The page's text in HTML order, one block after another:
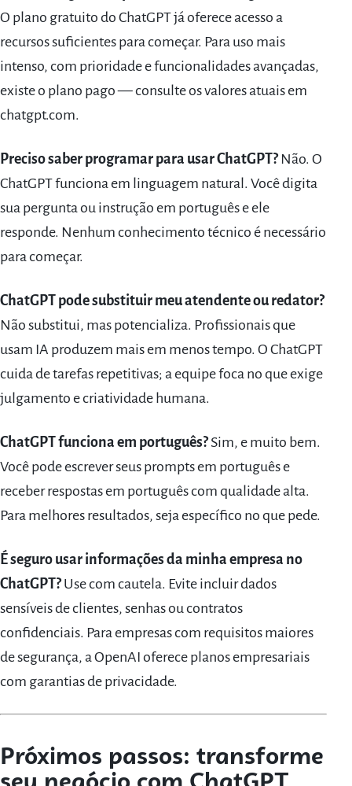
O plano gratuito do ChatGPT já oferece acesso a
recursos suficientes para começar. Para uso mais
intenso, com prioridade e funcionalidades avançadas,
existe o plano pago — consulte os valores atuais em
chatgpt.com.
Preciso saber programar para usar ChatGPT?Não. O
ChatGPT funciona em linguagem natural. Você digita
sua pergunta ou instrução em português e ele
responde. Nenhum conhecimento técnico é necessário
para começar.
ChatGPT pode substituir meu atendente ou redator?
Não substitui, mas potencializa. Profissionais que
usam IA produzem mais em menos tempo. O ChatGPT
cuida de tarefas repetitivas; a equipe foca no que exige
julgamento e criatividade humana.
ChatGPT funciona em português?Sim, e muito bem.
Você pode escrever seus prompts em português e
receber respostas em português com qualidade alta.
Para melhores resultados, seja específico no que pede.
É seguro usar informações da minha empresa no
ChatGPT?Use com cautela. Evite incluir dados
sensíveis de clientes, senhas ou contratos
confidenciais. Para empresas com requisitos maiores
de segurança, a OpenAI oferece planos empresariais
com garantias de privacidade.
Próximos passos: transforme